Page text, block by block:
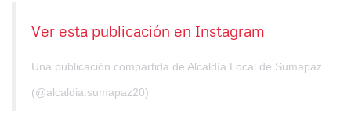
Ver esta publicación en Instagram
Una publicación compartida de Alcaldía Local de Sumapaz
(@alcaldia.sumapaz20)